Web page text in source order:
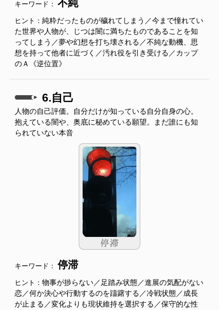
キーワード： 不純
ヒント： 純粋だったものが穢れてしまう／今まで憧れてい
た世界や人物が、じつは闇に満ちたものであることを知
ってしまう／夢や幻想を打ち壊される／不純な動機、思
想を持って他者に近づく／汚れ役を引き受ける／カップ
のＡ《逆位置》
6.自己
人物の自己評価。自分だけが知っている自分自身の心。
抱えている闇や、奥底に秘めている願望。まだ誰にも知
られていない本音
キーワード：停滞
ヒント： 物事が捗らない／足踏み状態／進展の気配がない
恋／何か決心や行動するのを躊躇する／冷戦状態／成長
が止まる／変化よりも現状維持を選択する／保守的な性